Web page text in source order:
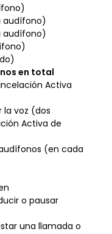
audífono)
audífono)
en total
Activa
la voz (dos
Activa de
(en cada
o pausar
una llamada o